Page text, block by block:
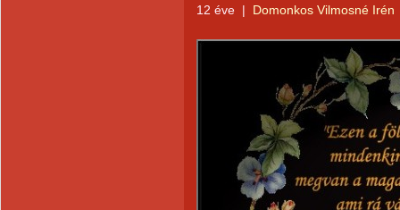
12 éve | Domonkos Vilmosné Irén